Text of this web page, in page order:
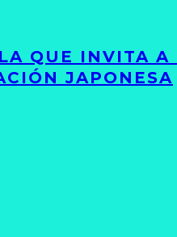
QUE INVITA A
JAPONESA